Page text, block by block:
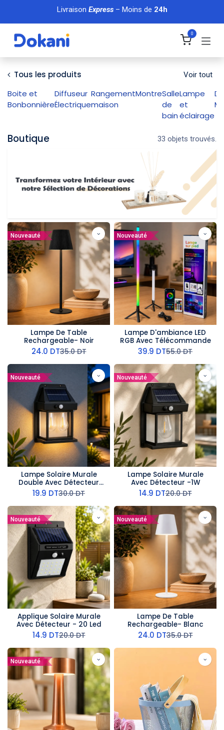
Se rendre au contenu
Livraison Express– Moins de 24h
0
Tous les produits Voir tout
Boite et
Bonbonnière
Diffuseur
Électrique
Rangement
maison
MontreSalle
de
bain
Lampe
et
éclairage
Boutique 33 objets trouvés.
Nouveauté
Lampe De Table
Rechargeable- Noir
24.0 DT35.0DT
Nouveauté
Lampe D'ambiance LED
RGB Avec Télécommande
39.9 DT55.0DT
Nouveauté
Lampe Solaire Murale
Double Avec Détecteur
-2W
19.9 DT30.0DT
Nouveauté
Lampe Solaire Murale
Avec Détecteur -1W
14.9 DT20.0DT
Nouveauté
Applique Solaire Murale
Avec Détecteur - 20 Led
14.9 DT20.0DT
Nouveauté
Lampe De Table
Rechargeable- Blanc
24.0 DT35.0DT
Nouveauté